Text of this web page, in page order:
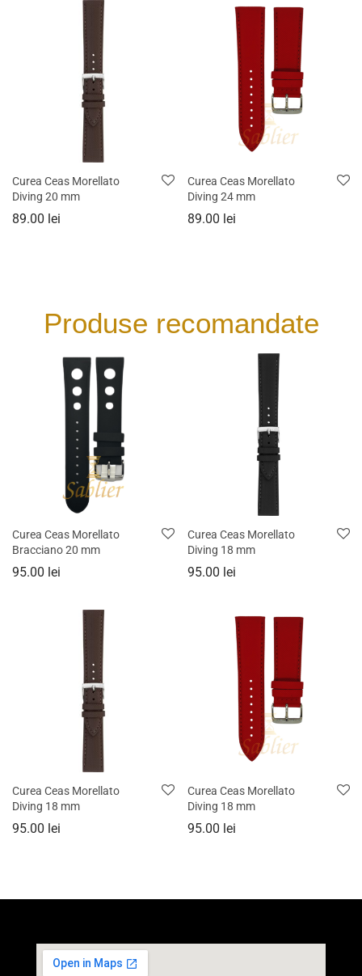
Curea Ceas Morellato
Diving 20 mm
89.00 lei
Curea Ceas Morellato
Diving 24 mm
89.00 lei
Produse recomandate
Curea Ceas Morellato
Bracciano 20 mm
95.00 lei
Curea Ceas Morellato
Diving 18 mm
95.00 lei
Curea Ceas Morellato
Diving 18 mm
95.00 lei
Curea Ceas Morellato
Diving 18 mm
95.00 lei